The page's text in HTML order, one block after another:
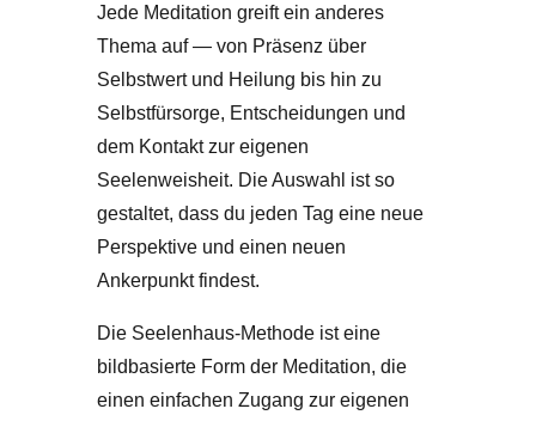
Jede Meditation greift ein anderes
Thema auf — von Präsenz über
Selbstwert und Heilung bis hin zu
Selbstfürsorge, Entscheidungen und
dem Kontakt zur eigenen
Seelenweisheit. Die Auswahl ist so
gestaltet, dass du jeden Tag eine neue
Perspektive und einen neuen
Ankerpunkt findest.
Die Seelenhaus-Methode ist eine
bildbasierte Form der Meditation, die
einen einfachen Zugang zur eigenen